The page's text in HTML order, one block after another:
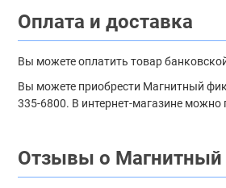
Оплата и доставка
Вы можете оплатить товар
Вы можете приобрести Магнитный
335-6800. В интернет-магазине можно
Отзывы о Магнитный